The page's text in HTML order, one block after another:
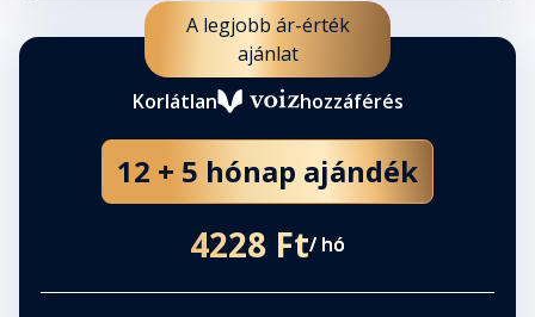
A legjobb ár-érték
ajánlat
Korlátlan
hozzáférés
12 + 5 hónap ajándék
4228 Ft/ hó